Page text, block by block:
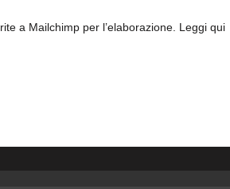
a Mailchimp per l’elaborazione. Leggi qui